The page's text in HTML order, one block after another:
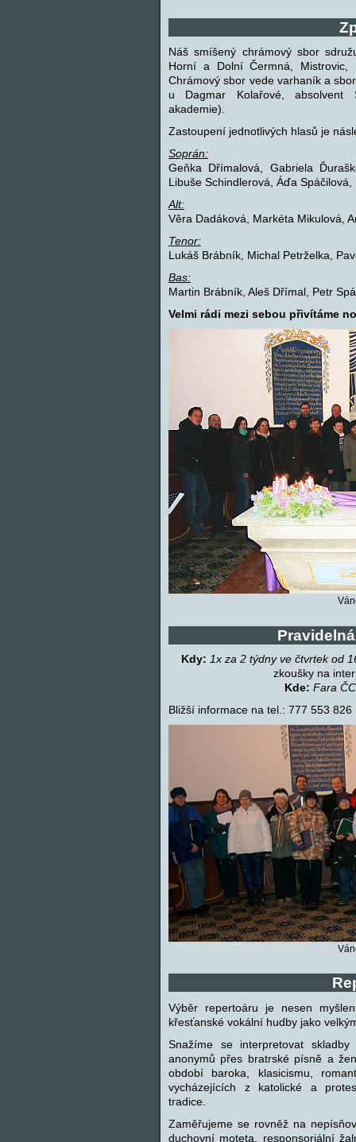
Náš smíšený chrámový sbor
Horní a Dolní Čermná, Mistrovic,
Chrámový sbor vede varhaník a
u Dagmar Kolařové, absolvent
akademie).
Zastoupení jednotlivých hlasů je
Soprán:
Geňka Dřímalová, Gabriela
Libuše Schindlerová, Áďa
Alt:
Věra Dadáková, Markéta Mikulová,
Tenor:
Lukáš Brábník, Michal Petrželka,
Bas:
Martin Brábník, Aleš Dřímal, Petr
Velmi rádi mezi sebou přivítáme
Kdy: 1x za 2 týdny ve čtvrtek od
zkoušky na
Kde: Fara
Bližší informace na tel.: 777 553
Výběr repertoáru je nesen
křesťanské vokální hudby jako
Snažíme se interpretovat
anonymů přes bratrské písně a
období baroka, klasicismu,
vycházejících z katolické a
tradice.
Zaměřujeme se rovněž na
duchovní moteta, responsoriální